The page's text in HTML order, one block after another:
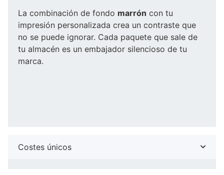
La combinación de fondo marrón con tu
impresión personalizada crea un contraste que
no se puede ignorar. Cada paquete que sale de
tu almacén es un embajador silencioso de tu
marca.
Costes únicos